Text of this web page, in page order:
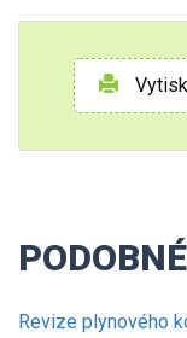
Revize plynového